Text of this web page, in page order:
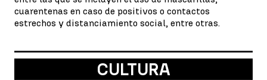
cuarentenas en caso de positivos o contactos
estrechos y distanciamiento social, entre otras.
CULTURA